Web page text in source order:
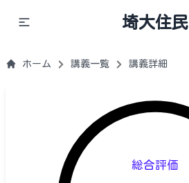
埼大住民
ホーム 講義一覧 講義詳細
総合評価